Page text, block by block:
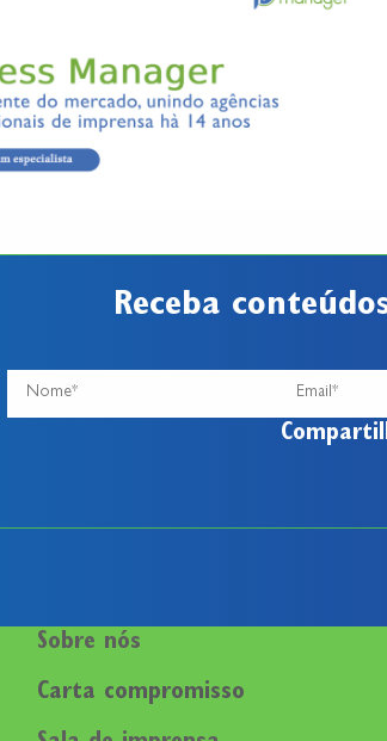
Receba
Sobre nós
Carta compromisso